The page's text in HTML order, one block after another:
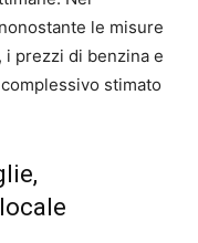
le misure
prezzi di benzina e
stimato